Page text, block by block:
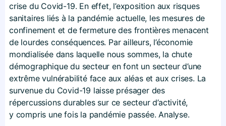
crise du Covid-19. En effet, l’exposition aux risques
sanitaires liés à la pandémie actuelle, les mesures de
confinement et de fermeture des frontières menacent
de lourdes conséquences. Par ailleurs, l’économie
mondialisée dans laquelle nous sommes, la chute
démographique du secteur en font un secteur d’une
extrême vulnérabilité face aux aléas et aux crises. La
survenue du Covid-19 laisse présager des
répercussions durables sur ce secteur d’activité,
y compris une fois la pandémie passée. Analyse.